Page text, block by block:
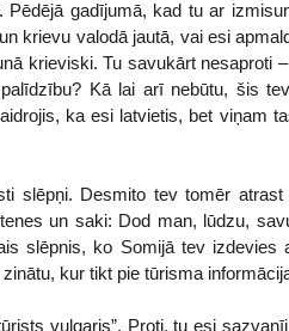
gadījumā, kad tu ar
krievu valodā jautā, vai esi
krieviski. Tu savukārt nesaproti
Kā lai arī nebūtu, šis
ka esi latvietis, bet viņam
slēpņi. Desmito tev tomēr
un saki: Dod man, lūdzu,
slēpnis, ko Somijā tev izdevies
kur tikt pie tūrisma
vulgaris”. Proti, tu esi